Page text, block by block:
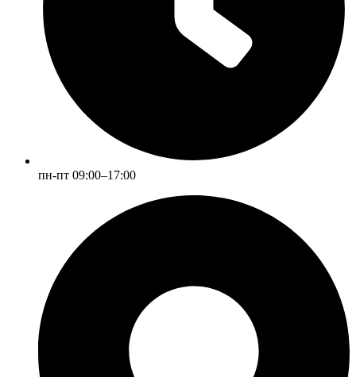
пн-пт 09:00–17:00